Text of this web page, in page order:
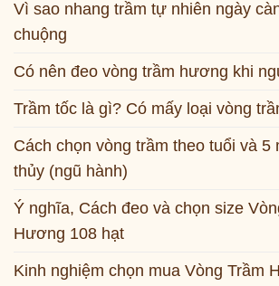
Vì sao nhang trầm tự nhiên ngày
chuộng
Có nên đeo vòng trầm hương khi
Trầm tốc là gì? Có mấy loại vòng
Cách chọn vòng trầm theo tuổi và 5
thủy (ngũ hành)
Ý nghĩa, Cách đeo và chọn size
Hương 108 hạt
Kinh nghiệm chọn mua Vòng Trầm